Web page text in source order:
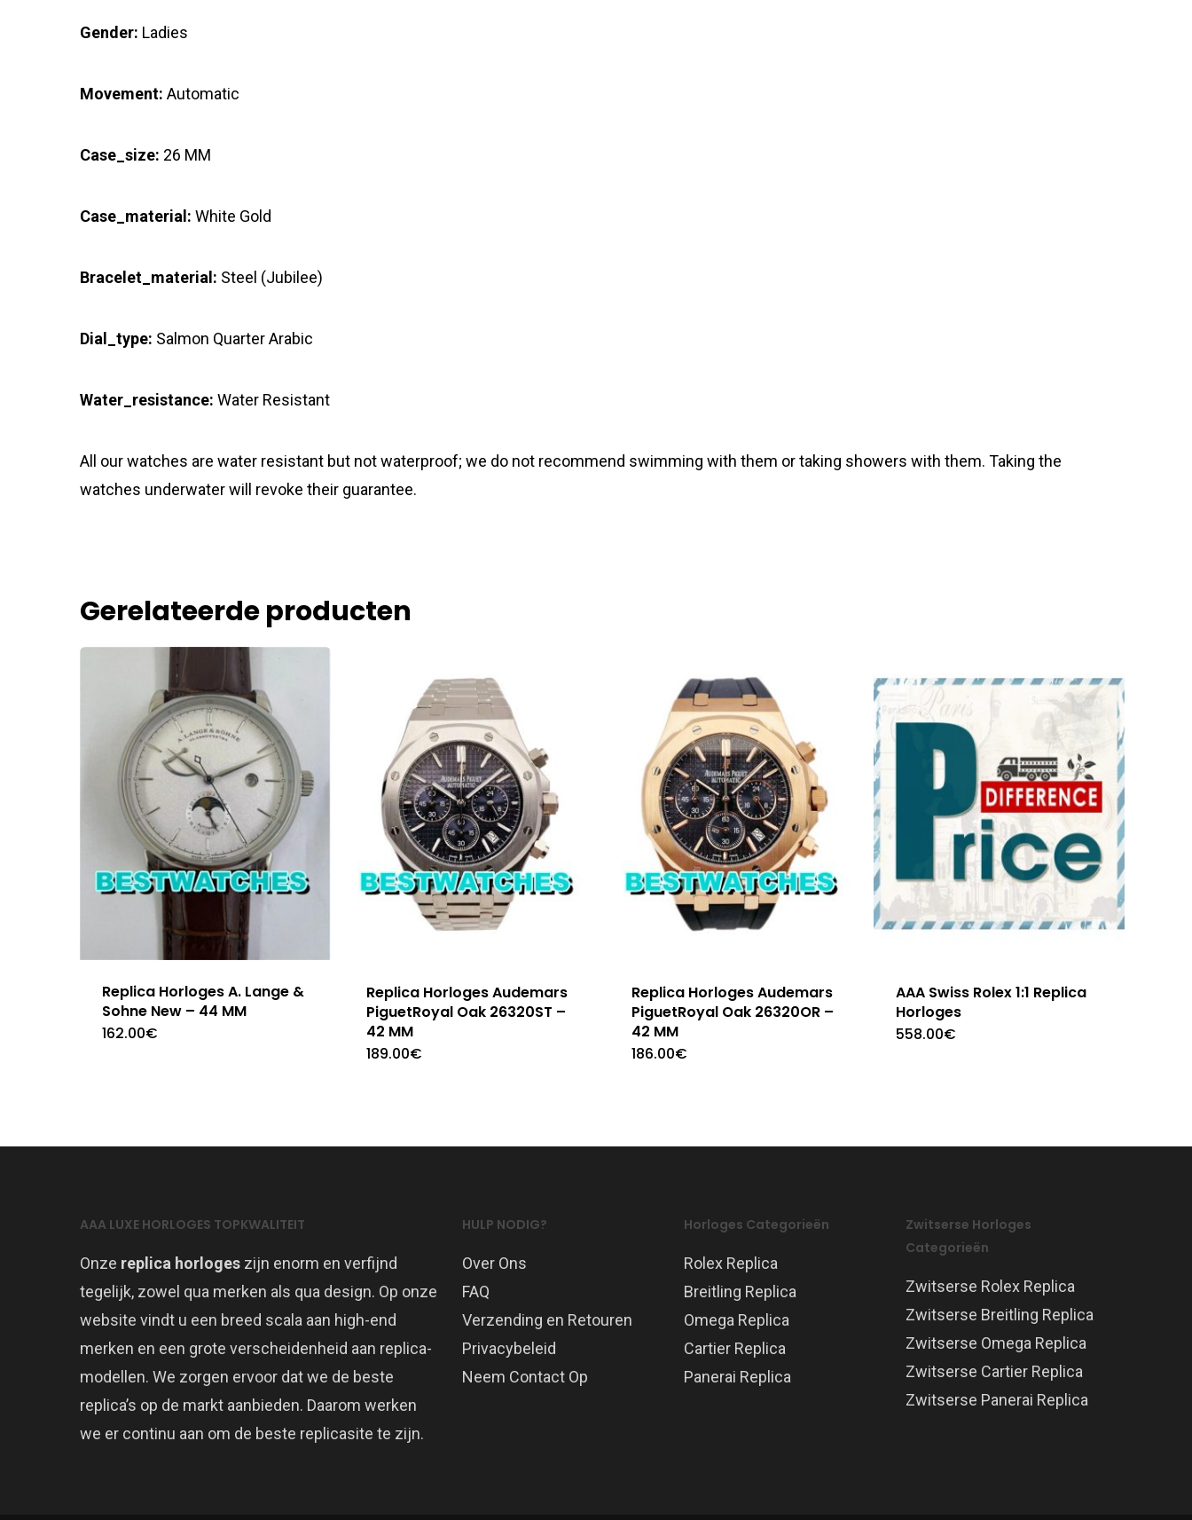
Gender: Ladies
Movement: Automatic
Case_size: 26 MM
Case_material: White Gold
Bracelet_material: Steel (Jubilee)
Dial_type: Salmon Quarter Arabic
Water_resistance: Water Resistant
All our watches are water resistant but not waterproof; we do not recommend swimming with them or taking showers with them. Taking the
watches underwater will revoke their guarantee.
Gerelateerde producten
Replica Horloges A. Lange &
Sohne New – 44 MM
162.00€
Replica Horloges Audemars
PiguetRoyal Oak 26320ST –
42 MM
189.00€
Replica Horloges Audemars
PiguetRoyal Oak 26320OR –
42 MM
186.00€
AAA Swiss Rolex 1:1 Replica
Horloges
558.00€
AAA LUXE HORLOGES TOPKWALITEIT
Onze replica horloges zijn enorm en verfijnd
tegelijk, zowel qua merken als qua design. Op onze
website vindt u een breed scala aan high-end
merken en een grote verscheidenheid aan replica-
modellen. We zorgen ervoor dat we de beste
replica’s op de markt aanbieden. Daarom werken
we er continu aan om de beste replicasite te zijn.
HULP NODIG?
Over Ons
FAQ
Verzending en Retouren
Privacybeleid
Neem Contact Op
Horloges Categorieën
Rolex Replica
Breitling Replica
Omega Replica
Cartier Replica
Panerai Replica
Zwitserse Horloges
Categorieën
Zwitserse Rolex Replica
Zwitserse Breitling Replica
Zwitserse Omega Replica
Zwitserse Cartier Replica
Zwitserse Panerai Replica